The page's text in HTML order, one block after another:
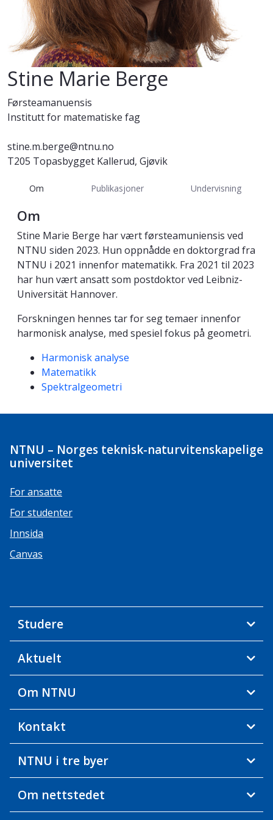
Stine Marie Berge
Førsteamanuensis
Institutt for matematiske fag
stine.m.berge@ntnu.no
T205 Topasbygget Kallerud, Gjøvik
Om Publikasjoner Undervisning
Om
Stine Marie Berge har vært førsteamuniensis ved
NTNU siden 2023. Hun oppnådde en doktorgrad fra
NTNU i 2021 innenfor matematikk. Fra 2021 til 2023
har hun vært ansatt som postdoktor ved Leibniz-
Universität Hannover.
Forskningen hennes tar for seg temaer innenfor
harmonisk analyse, med spesiel fokus på geometri.
Kompetanseord
Harmonisk analyse
Matematikk
Spektralgeometri
NTNU – Norges teknisk-naturvitenskapelige
universitet
For ansatte
For studenter
Innsida
Canvas
Studere
Aktuelt
Om NTNU
Kontakt
NTNU i tre byer
Om nettstedet